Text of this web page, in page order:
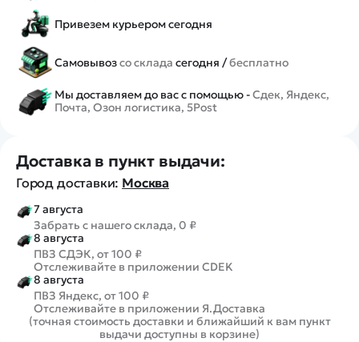
Привезем курьером сегодня
Самовывозсо склада сегодня /бесплатно
Мы доставляем до вас с помощью -Сдек, Яндекс,
Почта, Озон логистика, 5Post
Доставка в пункт выдачи:
Город доставки: Москва
7 августа
Забрать с нашего склада, 0 ₽
8 августа
ПВЗ СДЭК, от 100 ₽
Отслеживайте в приложении CDEK
8 августа
ПВЗ Яндекс, от 100 ₽
Отслеживайте в приложении Я.Доставка
(точная стоимость доставки и ближайший к вам пункт
выдачи доступны в корзине)